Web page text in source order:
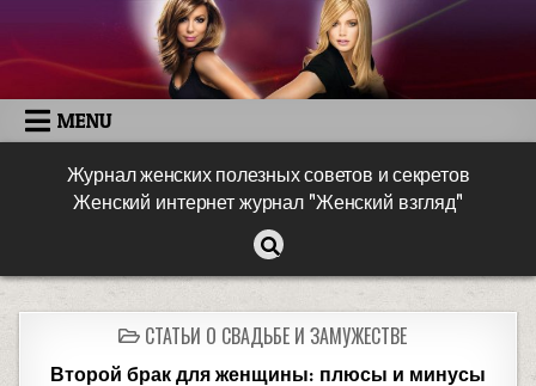
MENU
Журнал женских полезных советов и секретов
Женский интернет журнал "Женский взгляд"
СТАТЬИ О СВАДЬБЕ И ЗАМУЖЕСТВЕ
Второй брак для женщины: плюсы и минусы